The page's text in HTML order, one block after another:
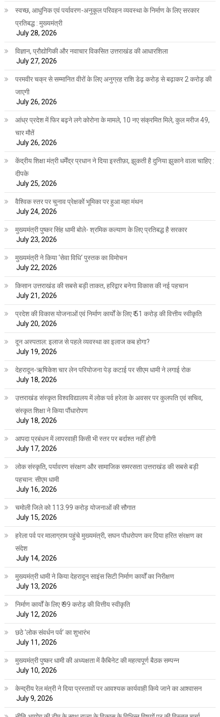
स्वच्छ, आधुनिक एवं पर्यावरण-अनुकूल परिवहन व्यवस्था के निर्माण के लिए सरकार
प्रतिबद्ध : मुख्यमंत्री
July 28, 2026
विज्ञान, प्रौद्योगिकी और नवाचार विकसित उत्तराखंड की आधारशिला
July 27, 2026
परमवीर चक्र से सम्मानित वीरों के लिए अनुग्रह राशि डेढ़ करोड़ से बढ़ाकर 2 करोड़ की
जाएगी
July 26, 2026
आंध्र प्रदेश में फिर बढ़ने लगे कोरोना के मामले, 10 नए संक्रमित मिले, कुल मरीज 49,
चार मौतें
July 26, 2026
केंद्रीय शिक्षा मंत्री धर्मेंद्र प्रधान ने दिया इस्तीफ़ा, झुकती है दुनिया झुकाने वाला चाहिए :
दीपके
July 25, 2026
वैश्विक स्तर पर चुनाव प्रेक्षकों भूमिका पर हुआ महा मंथन
July 24, 2026
मुख्यमंत्री पुष्कर सिंह धामी बोले- श्रमिक कल्याण के लिए प्रतिबद्ध है सरकार
July 23, 2026
मुख्यमंत्री ने किया ‘सेवा विधि‘ पुस्तक का विमोचन
July 22, 2026
किसान उत्तराखंड की सबसे बड़ी ताकत, हरिद्वार बनेगा विकास की नई पहचान
July 21, 2026
प्रदेश की विकास योजनाओं एवं निर्माण कार्यों के लिए ₹ 51 करोड़ की वित्तीय स्वीकृति
July 20, 2026
दून अस्पताल: इलाज से पहले व्यवस्था का इलाज कब होगा?
July 19, 2026
देहरादून-ऋषिकेश चार लेन परियोजना पेड़ कटाई पर सीएम धामी ने लगाई रोक
July 18, 2026
उत्तराखंड संस्कृत विश्वविद्यालय में लोक पर्व हरेला के अवसर पर कुलपति एवं सचिव,
संस्कृत शिक्षा ने किया पौंधारोपण
July 18, 2026
आपदा प्रबंधन में लापरवाही किसी भी स्तर पर बर्दाश्त नहीं होगी
July 17, 2026
लोक संस्कृति, पर्यावरण संरक्षण और सामाजिक समरसता उत्तराखंड की सबसे बड़ी
पहचान: सीएम धामी
July 16, 2026
चमोली जिले को 113.99 करोड़ योजनाओं की सौगात
July 15, 2026
हरेला पर्व पर मालाग्राम पहुंचे मुख्यमंत्री, सघन पौधरोपण कर दिया हरित संरक्षण का
संदेश
July 14, 2026
मुख्यमंत्री धामी ने किया देहरादून साइंस सिटी निर्माण कार्यों का निरीक्षण
July 13, 2026
निर्माण कार्यों के लिए ₹ 99 करोड़ की वित्तीय स्वीकृति
July 12, 2026
छठे ‘लोक संवर्धन पर्व’ का शुभारंभ
July 11, 2026
मुख्यमंत्री पुष्कर धामी की अध्यक्षता में कैबिनेट की महत्वपूर्ण बैठक सम्पन्न
July 10, 2026
केन्द्रीय रेल मंत्री ने दिया प्रस्तावों पर आवश्यक कार्यवाही किये जाने का आश्वासन
July 9, 2026